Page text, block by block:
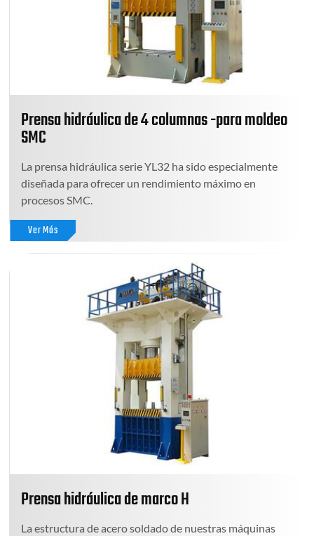
Prensa hidráulica de 4 columnas -para moldeo
SMC
La prensa hidráulica serie YL32 ha sido especialmente
diseñada para ofrecer un rendimiento máximo en
procesos SMC.
Ver Más
Prensa hidráulica de marco H
La estructura de acero soldado de nuestras máquinas